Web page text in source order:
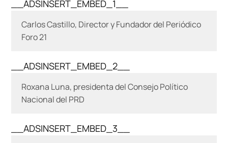
__ADSINSERT_EMBED_1__
Carlos Castillo, Director y Fundador del Periódico
Foro 21
__ADSINSERT_EMBED_2__
Roxana Luna, presidenta del Consejo Político
Nacional del PRD
__ADSINSERT_EMBED_3__